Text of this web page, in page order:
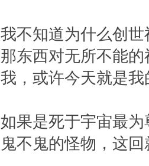
我不知道为什么创
那东西对无所不能
我，或许今天就是我
如果是死于宇宙最
鬼不鬼的怪物，这